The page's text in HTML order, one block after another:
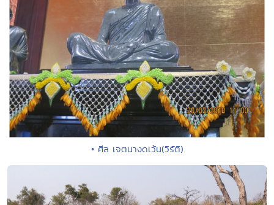
• ศีล เจตนางดเว้น(วิรัติ)